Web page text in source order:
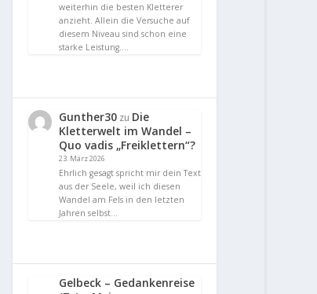
weiterhin die besten Kletterer
anzieht. Allein die Versuche auf
diesem Niveau sind schon eine
starke Leistung.…
Gunther30 zu Die
Kletterwelt im Wandel –
Quo vadis „Freiklettern“?
23. März 2026
Ehrlich gesagt spricht mir dein Text
aus der Seele, weil ich diesen
Wandel am Fels in den letzten
Jahren selbst…
Gelbeck – Gedankenreise